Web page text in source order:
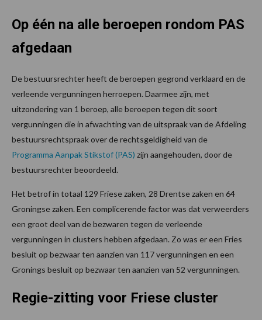
Op één na alle beroepen rondom PAS
afgedaan
De bestuursrechter heeft de beroepen gegrond verklaard en de
verleende vergunningen herroepen. Daarmee zijn, met
uitzondering van 1 beroep, alle beroepen tegen dit soort
vergunningen die in afwachting van de uitspraak van de Afdeling
bestuursrechtspraak over de rechtsgeldigheid van de
Programma Aanpak Stikstof (PAS) zijn aangehouden, door de
bestuursrechter beoordeeld.
Het betrof in totaal 129 Friese zaken, 28 Drentse zaken en 64
Groningse zaken. Een complicerende factor was dat verweerders
een groot deel van de bezwaren tegen de verleende
vergunningen in clusters hebben afgedaan. Zo was er een Fries
besluit op bezwaar ten aanzien van 117 vergunningen en een
Gronings besluit op bezwaar ten aanzien van 52 vergunningen.
Regie-zitting voor Friese cluster